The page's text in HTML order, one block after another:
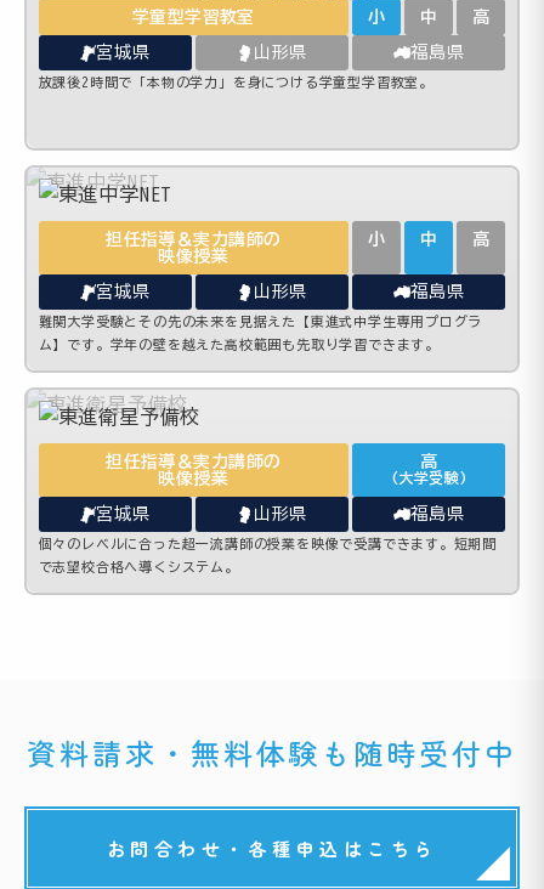
学童型学習教室 小 中 高
宮城県 山形県 福島県
放課後2時間で「本物の学力」を身につける学童型学習教室。
担任指導＆実力講師の
映像授業
小 中 高
宮城県 山形県 福島県
難関大学受験とその先の未来を見据えた【東進式中学生専用プログラ
ム】です。学年の壁を越えた高校範囲も先取り学習できます。
担任指導＆実力講師の
映像授業
高
(大学受験)
宮城県 山形県 福島県
個々のレベルに合った超一流講師の授業を映像で受講できます。短期間
で志望校合格へ導くシステム。
資料請求・無料体験も随時受付中
お問合わせ・各種申込はこちら